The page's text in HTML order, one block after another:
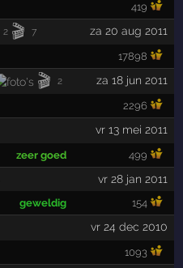
419
2 🎬 7 za 20 aug 2011
17898
🎬 2 za 18 jun 2011
2296
vr 13 mei 2011
zeer goed 499
vr 28 jan 2011
geweldig 154
vr 24 dec 2010
1093